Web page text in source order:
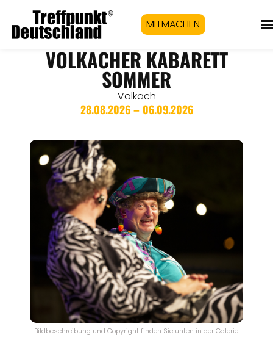
MITMACHEN
VOLKACHER KABARETT
SOMMER
Volkach
28.08.2026 – 06.09.2026
Bildbeschreibung und Copyright finden Sie unten in der Galerie.